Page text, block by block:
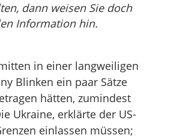
dann weisen Sie doch
Information hin.
in einer langweiligen
Blinken ein paar Sätze
hätten, zumindest
Ukraine, erklärte der US-
einlassen müssen;